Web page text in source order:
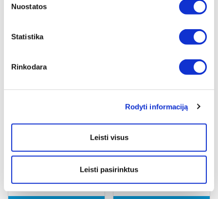
Nuostatos
Statistika
Rinkodara
Rodyti informaciją
Leisti visus
Leisti pasirinktus
FILTRAS ABEK1 PUSKAUKEI
HM175 AR KAUKEI VM175
Peržiūrėti
ATSARGINIS STIKLAS SKYDELIUI
Peržiūrėti
ULTIMATE
APSAUGAI